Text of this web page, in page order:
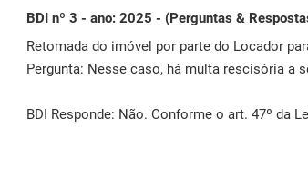
BDI nº 3 - ano: 2025 - (Perguntas &
Retomada do imóvel por parte do Locador
Pergunta: Nesse caso, há multa rescisória a
BDI Responde: Não. Conforme o art. 47º da